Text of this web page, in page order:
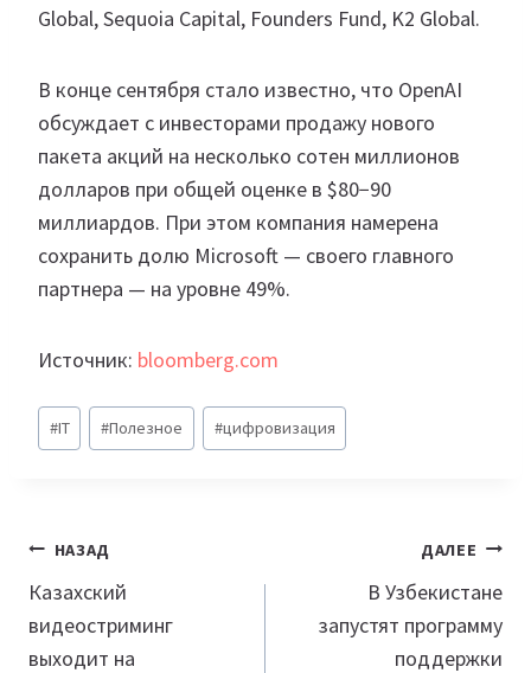
Global, Sequoia Capital, Founders Fund, K2 Global.
В конце сентября стало известно, что OpenAI
обсуждает с инвесторами продажу нового
пакета акций на несколько сотен миллионов
долларов при общей оценке в $80−90
миллиардов. При этом компания намерена
сохранить долю Microsoft — своего главного
партнера — на уровне 49%.
Источник: bloomberg.com
Метки
записи:
#IT #Полезное #цифровизация
Навигация
по
записям
НАЗАД
Казахский
видеостриминг
выходит на
ДАЛЕЕ
В Узбекистане
запустят программу
поддержки